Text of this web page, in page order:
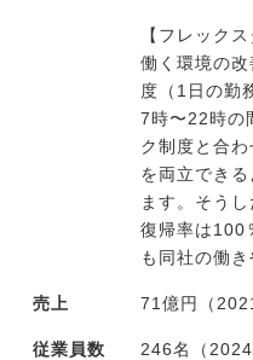
【フレック
働く環境の
度（1日の勤
7時〜22時の
ク制度と合
を両立でき
ます。そう
復帰率は100
も同社の働き
売上 71億円（
従業員数 246名（2024